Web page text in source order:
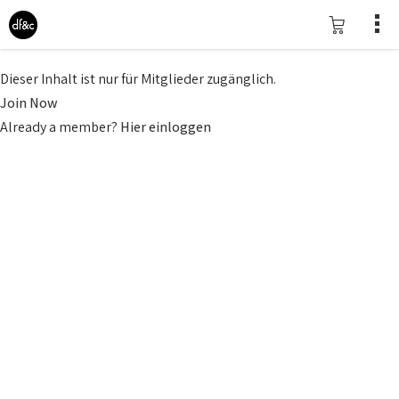
Dieser Inhalt ist nur für Mitglieder zugänglich.
Join Now
Already a member? Hier einloggen